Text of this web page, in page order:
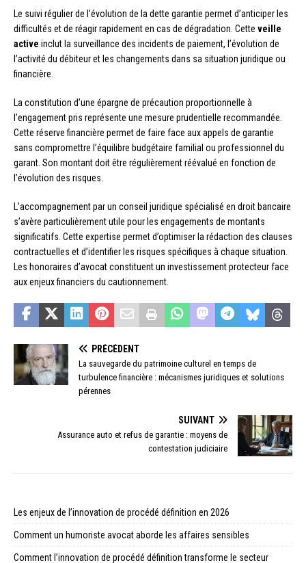
Le suivi régulier de l’évolution de la dette garantie permet d’anticiper les
difficultés et de réagir rapidement en cas de dégradation. Cette veille
active inclut la surveillance des incidents de paiement, l’évolution de
l’activité du débiteur et les changements dans sa situation juridique ou
financière.
La constitution d’une épargne de précaution proportionnelle à
l’engagement pris représente une mesure prudentielle recommandée.
Cette réserve financière permet de faire face aux appels de garantie
sans compromettre l’équilibre budgétaire familial ou professionnel du
garant. Son montant doit être régulièrement réévalué en fonction de
l’évolution des risques.
L’accompagnement par un conseil juridique spécialisé en droit bancaire
s’avère particulièrement utile pour les engagements de montants
significatifs. Cette expertise permet d’optimiser la rédaction des clauses
contractuelles et d’identifier les risques spécifiques à chaque situation.
Les honoraires d’avocat constituent un investissement protecteur face
aux enjeux financiers du cautionnement.
PRÉCÉDENT
La sauvegarde du patrimoine culturel en temps de
turbulence financière : mécanismes juridiques et solutions
pérennes
SUIVANT
Assurance auto et refus de garantie : moyens de
contestation judiciaire
Les enjeux de l’innovation de procédé définition en 2026
Comment un humoriste avocat aborde les affaires sensibles
Comment l’innovation de procédé définition transforme le secteur